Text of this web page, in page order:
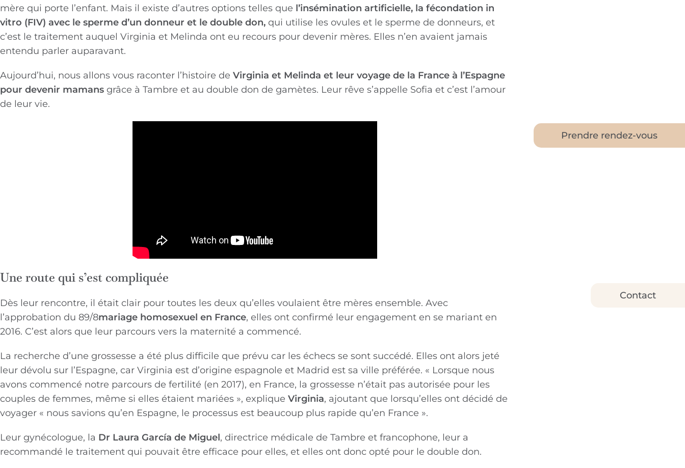
mère qui porte l’enfant. Mais il existe d’autres options telles que l’insémination artificielle, la fécondation in
vitro (FIV) avec le sperme d’un donneur et le double don, qui utilise les ovules et le sperme de donneurs, et
c’est le traitement auquel Virginia et Melinda ont eu recours pour devenir mères. Elles n’en avaient jamais
entendu parler auparavant.
Aujourd’hui, nous allons vous raconter l’histoire de Virginia et Melinda et leur voyage de la France à l’Espagne
pour devenir mamans grâce à Tambre et au double don de gamètes. Leur rêve s’appelle Sofia et c’est l’amour
de leur vie.
Une route qui s’est compliquée
Dès leur rencontre, il était clair pour toutes les deux qu’elles voulaient être mères ensemble. Avec
l’approbation du 89/8mariage homosexuel en France, elles ont confirmé leur engagement en se mariant en
2016. C’est alors que leur parcours vers la maternité a commencé.
La recherche d’une grossesse a été plus difficile que prévu car les échecs se sont succédé. Elles ont alors jeté
leur dévolu sur l’Espagne, car Virginia est d’origine espagnole et Madrid est sa ville préférée. « Lorsque nous
avons commencé notre parcours de fertilité (en 2017), en France, la grossesse n’était pas autorisée pour les
couples de femmes, même si elles étaient mariées », explique Virginia, ajoutant que lorsqu’elles ont décidé de
voyager « nous savions qu’en Espagne, le processus est beaucoup plus rapide qu’en France ».
Leur gynécologue, la Dr Laura García de Miguel, directrice médicale de Tambre et francophone, leur a
recommandé le traitement qui pouvait être efficace pour elles, et elles ont donc opté pour le double don.
Prendre rendez-vous
Contact